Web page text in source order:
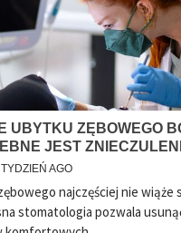
UBYTKU ZĘBOWEGO
JEST
AGO
najczęściej nie wiąże
stomatologia pozwala